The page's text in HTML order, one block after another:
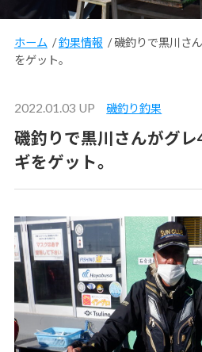
ホーム /釣果情報 /磯釣りで黒川さ
をゲット。
2022.01.03 UP 磯釣り釣果
磯釣りで黒川さんがグ
ギをゲット。